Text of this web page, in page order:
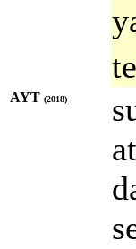
AYT (2018)